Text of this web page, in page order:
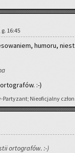
16:45
hu­mo­ru,
:-)
Nie­ofi­cjal­ny
or­to­gra­fów. :-)